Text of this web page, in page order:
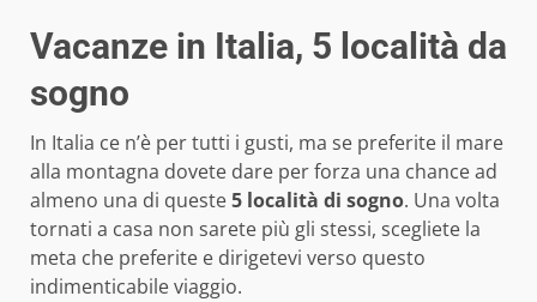
Vacanze in Italia, 5 località da
sogno
In Italia ce n’è per tutti i gusti, ma se preferite il mare
alla montagna dovete dare per forza una chance ad
almeno una di queste5 località di sogno. Una volta
tornati a casa non sarete più gli stessi, scegliete la
meta che preferite e dirigetevi verso questo
indimenticabile viaggio.